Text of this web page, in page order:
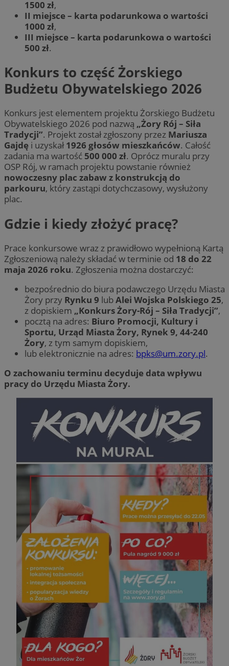
1500 zł,
II miejsce – karta podarunkowa o wartości
1000 zł,
III miejsce – karta podarunkowa o wartości
500 zł.
Konkurs to część Żorskiego
Budżetu Obywatelskiego 2026
Konkurs jest elementem projektu Żorskiego Budżetu
Obywatelskiego 2026 pod nazwą „Żory Rój – Siła
Tradycji”. Projekt został zgłoszony przez Mariusza
Gajdę i uzyskał1926 głosów mieszkańców. Całość
zadania ma wartość 500 000 zł. Oprócz muralu przy
OSP Rój, w ramach projektu powstanie również
nowoczesny plac zabaw z konstrukcją do
parkouru, który zastąpi dotychczasowy, wysłużony
plac.
Gdzie i kiedy złożyć pracę?
Prace konkursowe wraz z prawidłowo wypełnioną Kartą
Zgłoszeniową należy składać w terminie od 18 do 22
maja 2026 roku. Zgłoszenia można dostarczyć:
bezpośrednio do biura podawczego Urzędu Miasta
Żory przy Rynku 9 lubAlei Wojska Polskiego 25,
z dopiskiem „Konkurs Żory-Rój – Siła Tradycji”,
pocztą na adres: Biuro Promocji, Kultury i
Sportu, Urząd Miasta Żory, Rynek 9, 44-240
Żory, z tym samym dopiskiem,
lub elektronicznie na adres: bpks@um.zory.pl.
O zachowaniu terminu decyduje data wpływu
pracy do Urzędu Miasta Żory.